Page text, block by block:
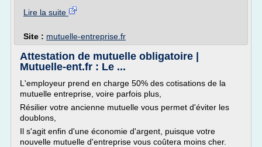
Lire la suite
Site : mutuelle-entreprise.fr
Attestation de mutuelle obligatoire |
Mutuelle-ent.fr : Le ...
L'employeur prend en charge 50% des cotisations de la
mutuelle entreprise, voire parfois plus,
Résilier votre ancienne mutuelle vous permet d'éviter les
doublons,
Il s'agit enfin d'une économie d'argent, puisque votre
nouvelle mutuelle d'entreprise vous coûtera moins cher.